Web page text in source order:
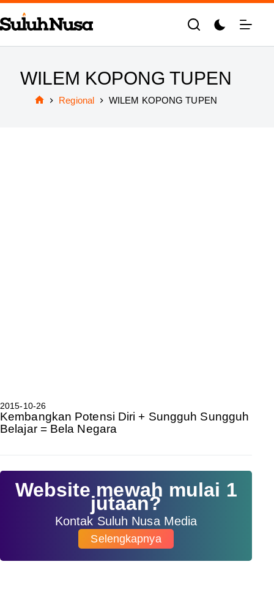
Skip
to
content
WILEM KOPONG TUPEN
Regional WILEM KOPONG TUPEN
2015-10-26
Kembangkan Potensi Diri + Sungguh Sungguh
Belajar = Bela Negara
Website mewah mulai 1
jutaan?
Kontak Suluh Nusa Media
Selengkapnya